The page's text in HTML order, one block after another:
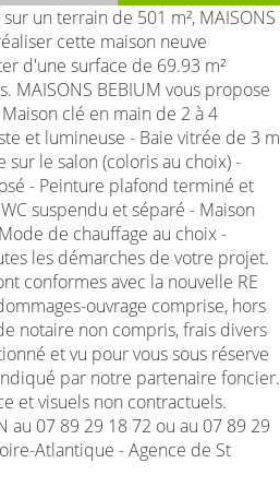
sur un terrain de 501 m², MAISONS
cette maison neuve
d'une surface de 69.93 m²
MAISONS BEBIUM vous propose
clé en main de 2 à 4
et lumineuse - Baie vitrée de 3 m
sur le salon (coloris au choix) -
- Peinture plafond terminé et
suspendu et séparé - Maison
de chauffage au choix -
les démarches de votre projet.
conformes avec la nouvelle RE
ouvrage comprise, hors
notaire non compris, frais divers
et vu pour vous sous réserve
par notre partenaire foncier.
et visuels non contractuels.
au 07 89 29 18 72 ou au 07 89 29
Atlantique - Agence de St